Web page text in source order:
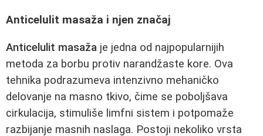
Anticelulit masaža i njen značaj
Anticelulit masaža je jedna od najpopularnijih
metoda za borbu protiv narandžaste kore. Ova
tehnika podrazumeva intenzivno mehaničko
delovanje na masno tkivo, čime se poboljšava
cirkulacija, stimuliše limfni sistem i potpomaže
razbijanje masnih naslaga. Postoji nekoliko vrsta